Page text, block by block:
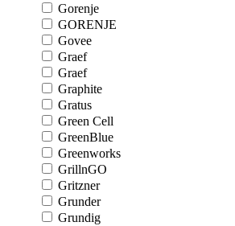
Gorenje
GORENJE
Govee
Graef
Graef
Graphite
Gratus
Green Cell
GreenBlue
Greenworks
GrillnGO
Gritzner
Grunder
Grundig